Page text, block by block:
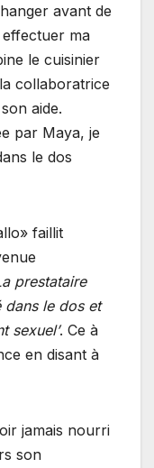
avant de
effectuer ma
le cuisinier
collaboratrice
aide.
par Maya, je
le dos
faillit
prestataire
dans le dos et
sexuel’. Ce à
en disant à
jamais nourri
son